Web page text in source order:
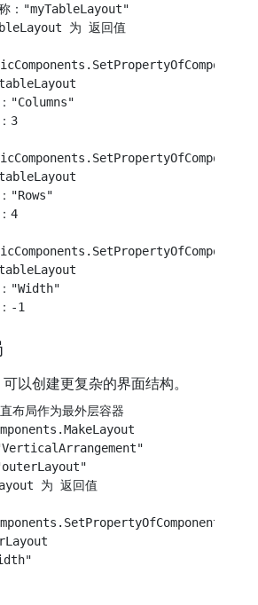
："myTableLayout"
为 返回值
"Columns"
3
"Rows"
4
"Width"
以创建更复杂的界面结构。
布局作为最外层容器
为 返回值